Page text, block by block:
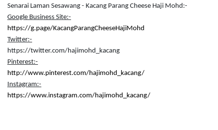
Senarai Laman Sesawang - Kacang Parang Cheese Haji Mohd:-
Google Business Site:-
https://g.page/KacangParangCheeseHajiMohd
Twitter:-
https://twitter.com/hajimohd_kacang
Pinterest:-
http://www.pinterest.com/hajimohd_kacang/
Instagram:-
https://www.instagram.com/hajimohd_kacang/